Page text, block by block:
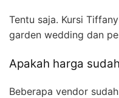
Tentu saja. Kursi
garden wedding dan
Apakah harga
Beberapa vendor